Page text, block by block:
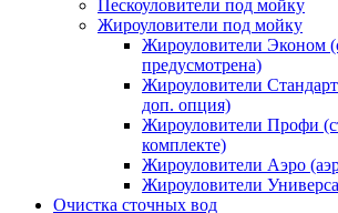
Пескоуловители под мойку
Жироуловители под мойку
Жироуловители Эконом
предусмотрена)
Жироуловители
доп. опция)
Жироуловители Профи
комплекте)
Жироуловители Аэро
Жироуловители
Очистка сточных вод